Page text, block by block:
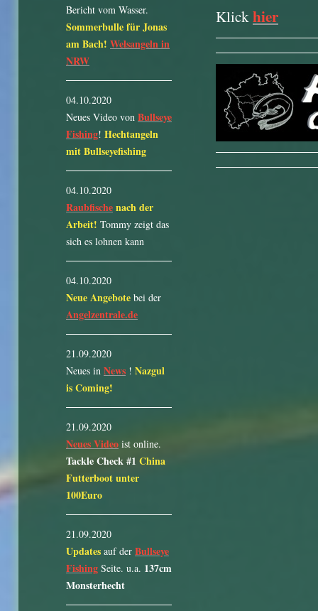
Klickhier
Bericht vom Wasser.
Sommerbulle für Jonas
am Bach! Welsangeln in
NRW
04.10.2020
Neues Video von Bullseye
Fishing! Hechtangeln
mit Bullseyefishing
04.10.2020
Raubfischenach der
Arbeit! Tommy zeigt das
sich es lohnen kann
04.10.2020
Neue Angebote bei der
Angelzentrale.de
21.09.2020
Neues in News ! Nazgul
is Coming!
21.09.2020
Neues Video ist online.
Tackle Check #1 China
Futterboot unter
100Euro
21.09.2020
Updates auf der Bullseye
Fishing Seite. u.a. 137cm
Monsterhecht